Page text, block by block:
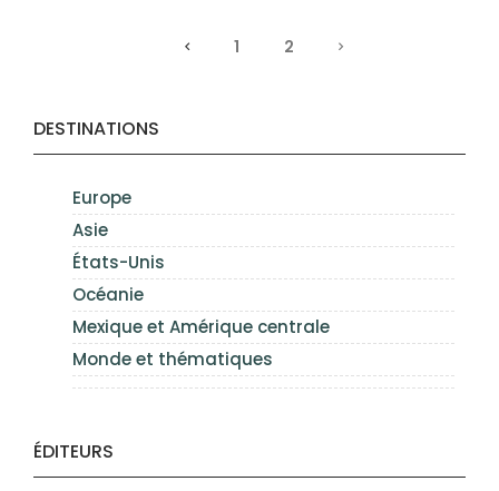
DESTINATIONS
Europe
Asie
États-Unis
Océanie
Mexique et Amérique centrale
Monde et thématiques
ÉDITEURS
1 2